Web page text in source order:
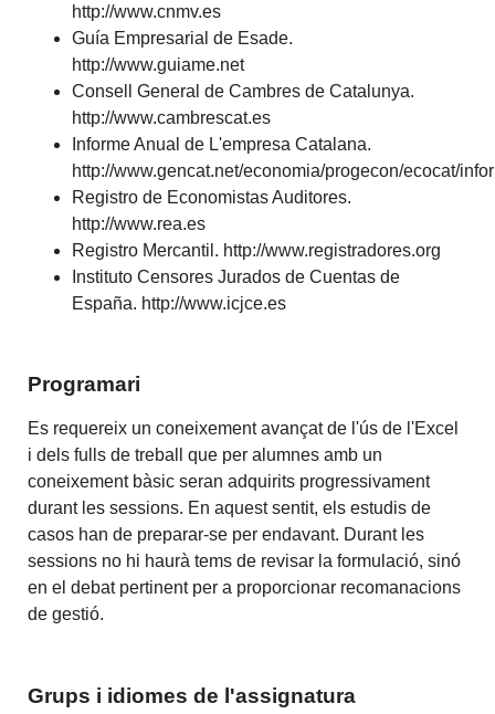
http://www.cnmv.es
Guía Empresarial de Esade.
http://www.guiame.net
Consell General de Cambres de Catalunya.
http://www.cambrescat.es
Informe Anual de L'empresa Catalana.
http://www.gencat.net/economia/progecon/ecocat/
Registro de Economistas Auditores.
http://www.rea.es
Registro Mercantil. http://www.registradores.org
Instituto Censores Jurados de Cuentas de
España. http://www.icjce.es
Programari
Es requereix un coneixement avançat de l'ús de l'Excel
i dels fulls de treball que per alumnes amb un
coneixement bàsic seran adquirits progressivament
durant les sessions. En aquest sentit, els estudis de
casos han de preparar-se per endavant. Durant les
sessions no hi haurà tems de revisar la formulació, sinó
en el debat pertinent per a proporcionar recomanacions
de gestió.
Grups i idiomes de l'assignatura